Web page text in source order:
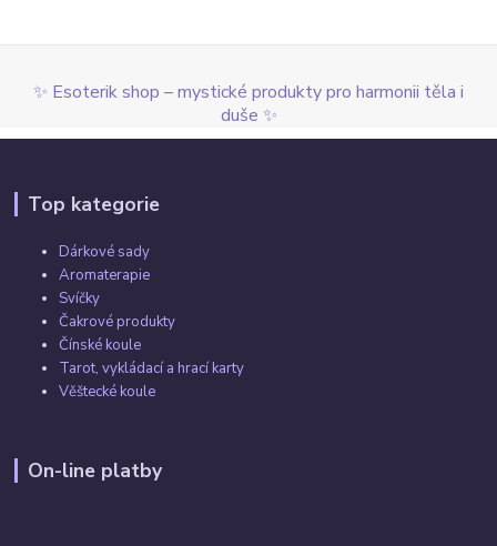
✨ Esoterik shop – mystické produkty pro harmonii těla i
duše ✨
Top kategorie
Dárkové sady
Aromaterapie
Svíčky
Čakrové produkty
Čínské koule
Tarot, vykládací a hrací karty
Věštecké koule
On-line platby